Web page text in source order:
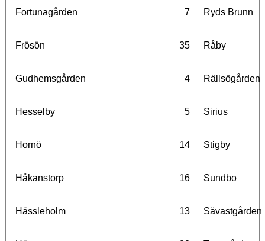
Fortunagården 7 Ryds Brunn
Frösön 35 Råby
Gudhemsgården 4 Rällsögården
Hesselby 5 Sirius
Hornö 14 Stigby
Håkanstorp 16 Sundbo
Hässleholm 13 Sävastgården